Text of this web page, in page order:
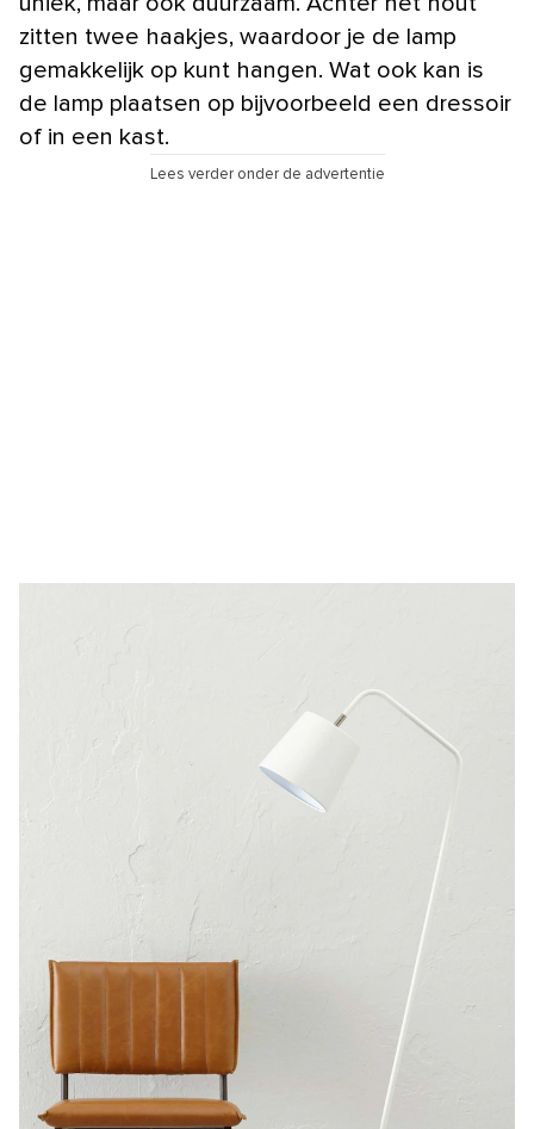
zitten twee haakjes, waardoor je de lamp
gemakkelijk op kunt hangen. Wat ook kan is
de lamp plaatsen op bijvoorbeeld een dressoir
of in een kast.
Lees verder onder de advertentie